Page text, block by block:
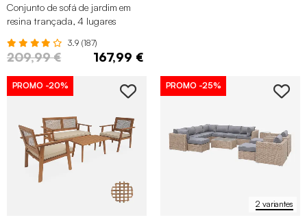
Conjunto de sofá de jardim em
resina trançada, 4 lugares
3.9 (187)
209,99 € 167,99 €
PROMO -20%
2 variantes
PROMO -25%